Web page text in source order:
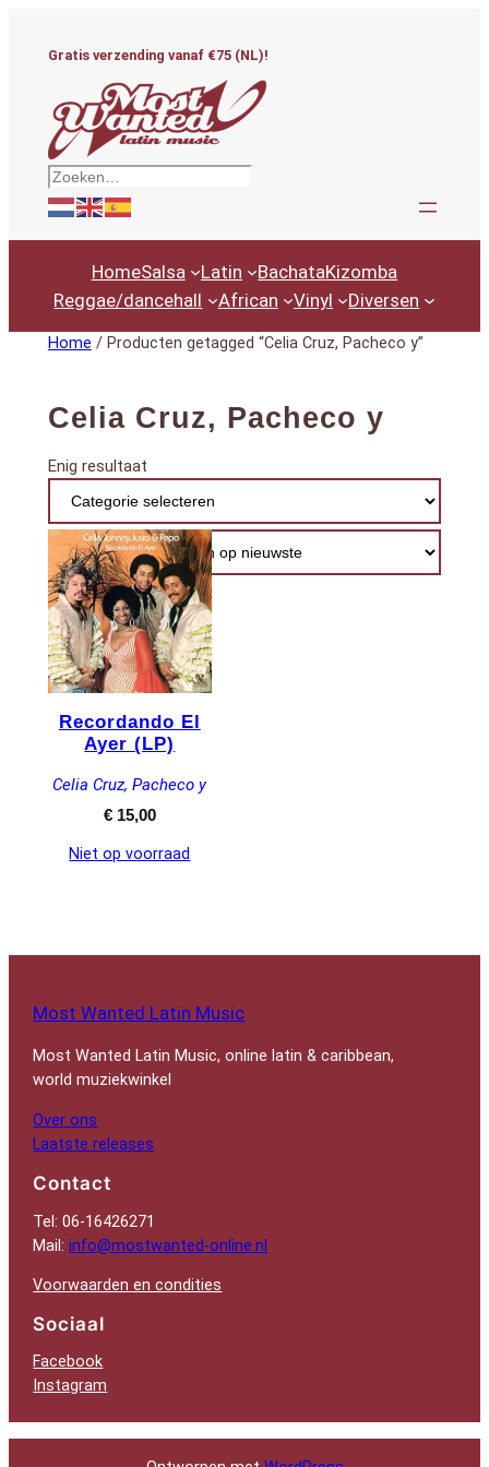
Gratis verzending vanaf €75 (NL)!
Zoeken
HomeSalsa Latin BachataKizomba
Reggae/dancehall
African Vinyl Diversen
Home / Producten getagged “Celia Cruz, Pacheco y”
Celia Cruz, Pacheco y
Enig resultaat
Recordando El
Ayer (LP)
Celia Cruz, Pacheco y
€15,00
Niet op voorraad
Most Wanted Latin Music
Most Wanted Latin Music, online latin & caribbean,
world muziekwinkel
Over ons
Laatste releases
Contact
Tel: 06-16426271
Mail:info@mostwanted-online.nl
Voorwaarden en condities
Sociaal
Facebook
Instagram